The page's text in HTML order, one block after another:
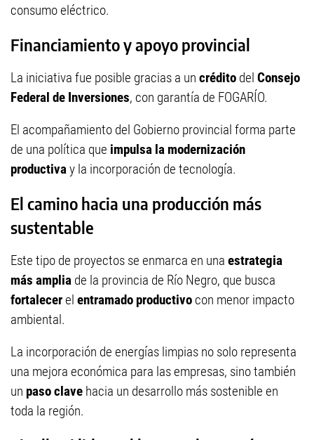
consumo eléctrico.
Financiamiento y apoyo provincial
La iniciativa fue posible gracias a un crédito del Consejo
Federal de Inversiones, con garantía de FOGARÍO.
El acompañamiento del Gobierno provincial forma parte
de una política que impulsa la modernización
productivay la incorporación de tecnología.
El camino hacia una producción más
sustentable
Este tipo de proyectos se enmarca en una estrategia
más amplia de la provincia de Río Negro, que busca
fortalecerel entramado productivo con menor impacto
ambiental.
La incorporación de energías limpias no solo representa
una mejora económica para las empresas, sino también
un paso clave hacia un desarrollo más sostenible en
toda la región.